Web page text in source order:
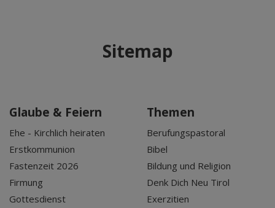
Sitemap
Glaube & Feiern
Ehe - Kirchlich heiraten
Erstkommunion
Fastenzeit 2026
Firmung
Gottesdienst
Themen
Berufungspastoral
Bibel
Bildung und Religion
Denk Dich Neu Tirol
Exerzitien